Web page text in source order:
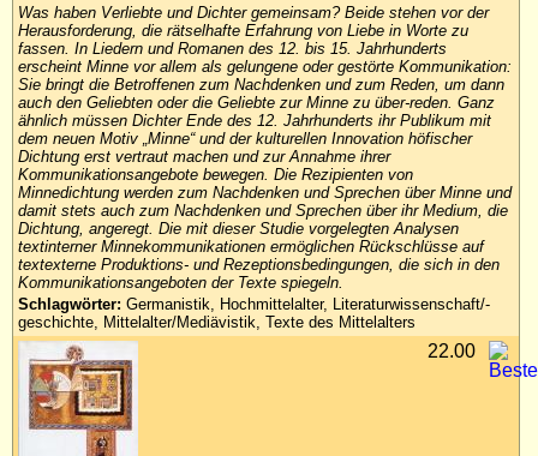
Was haben Verliebte und Dichter gemeinsam? Beide stehen vor der
Herausforderung, die rätselhafte Erfahrung von Liebe in Worte zu
fassen. In Liedern und Romanen des 12. bis 15. Jahrhunderts
erscheint Minne vor allem als gelungene oder gestörte Kommunikation:
Sie bringt die Betroffenen zum Nachdenken und zum Reden, um dann
auch den Geliebten oder die Geliebte zur Minne zu über-reden. Ganz
ähnlich müssen Dichter Ende des 12. Jahrhunderts ihr Publikum mit
dem neuen Motiv „Minne“ und der kulturellen Innovation höfischer
Dichtung erst vertraut machen und zur Annahme ihrer
Kommunikationsangebote bewegen. Die Rezipienten von
Minnedichtung werden zum Nachdenken und Sprechen über Minne und
damit stets auch zum Nachdenken und Sprechen über ihr Medium, die
Dichtung, angeregt. Die mit dieser Studie vorgelegten Analysen
textinterner Minnekommunikationen ermöglichen Rückschlüsse auf
textexterne Produktions- und Rezeptionsbedingungen, die sich in den
Kommunikationsangeboten der Texte spiegeln.
Schlagwörter: Germanistik, Hochmittelalter, Literaturwissenschaft/-
geschichte, Mittelalter/Mediävistik, Texte des Mittelalters
22.00